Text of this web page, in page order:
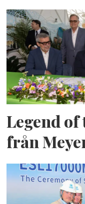
Legend of
från